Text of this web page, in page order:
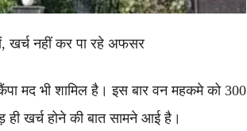
खर्च नहीं कर पा रहे अफसर
मद भी शामिल है। इस बार वन महकमे को 300
खर्च होने की बात सामने आई है।